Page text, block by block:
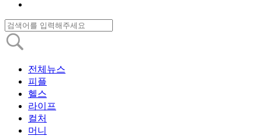
전체뉴스
피플
헬스
라이프
컬처
머니